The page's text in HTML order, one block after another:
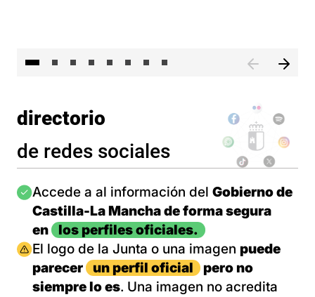
directorio
de redes sociales
Imagen
Accede a al información del Gobierno de
Castilla-La Mancha de forma segura
en
los perfiles oficiales.
Imagen
El logo de la Junta o una imagen puede
parecer
un perfil oficial
pero no
siempre lo es. Una imagen no acredita